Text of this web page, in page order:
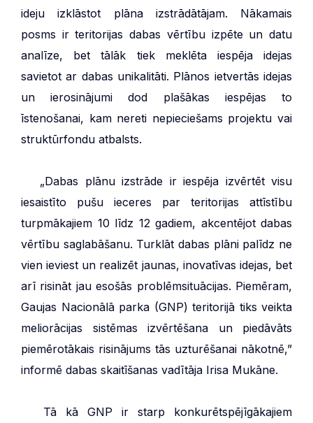
ideju izklāstot plāna izstrādātājam. Nākamais
posms ir teritorijas dabas vērtību izpēte un datu
analīze, bet tālāk tiek meklēta iespēja idejas
savietot ar dabas unikalitāti. Plānos ietvertās idejas
un ierosinājumi dod plašākas iespējas to
īstenošanai, kam nereti nepieciešams projektu vai
struktūrfondu atbalsts.
„Dabas plānu izstrāde ir iespēja izvērtēt visu
iesaistīto pušu ieceres par teritorijas attīstību
turpmākajiem 10 līdz 12 gadiem, akcentējot dabas
vērtību saglabāšanu. Turklāt dabas plāni palīdz ne
vien ieviest un realizēt jaunas, inovatīvas idejas, bet
arī risināt jau esošās problēmsituācijas. Piemēram,
Gaujas Nacionālā parka (GNP) teritorijā tiks veikta
meliorācijas sistēmas izvērtēšana un piedāvāts
piemērotākais risinājums tās uzturēšanai nākotnē,”
informē dabas skaitīšanas vadītāja Irisa Mukāne.
Tā kā GNP ir starp konkurētspējīgākajiem